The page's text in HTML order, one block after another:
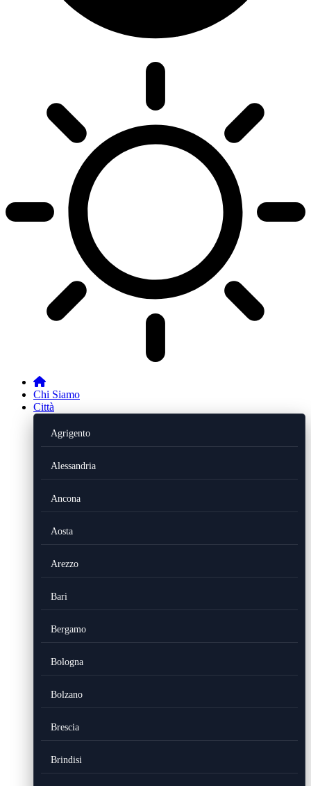
Chi Siamo
Città
Agrigento
Alessandria
Ancona
Aosta
Arezzo
Bari
Bergamo
Bologna
Bolzano
Brescia
Brindisi